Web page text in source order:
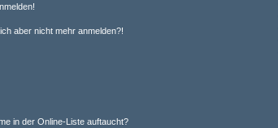
aber nicht mehr anmelden?!
in der Online-Liste auftaucht?